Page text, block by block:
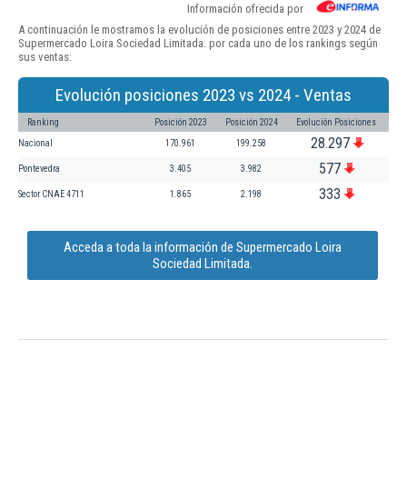
Información ofrecida por
A continuación le mostramos la evolución de posiciones entre 2023 y 2024 de
Supermercado Loira Sociedad Limitada. por cada uno de los rankings según
sus ventas:
Evolución posiciones 2023 vs 2024 - Ventas
Ranking Posición 2023 Posición 2024 Evolución Posiciones
Nacional 170.961 199.258 28.297
Pontevedra 3.405 3.982 577
Sector CNAE 4711 1.865 2.198 333
Acceda a toda la información de Supermercado Loira
Sociedad Limitada.